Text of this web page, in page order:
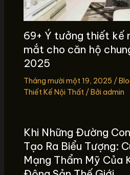
69+ Ý tưởng thiết kế
mắt cho căn hộ
2025
Tháng mười một 19, 2025 /
Thiết Kế Nội Thất/ Bởi admin
Khi Những Đường
Tạo Ra Biểu Tượng:
Mạng Thẩm Mỹ Của